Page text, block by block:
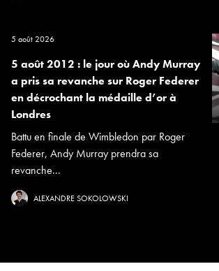
5 août 2026
5 août 2012 : le jour où Andy Murray
a pris sa revanche sur Roger Federer
en décrochant la médaille d’or à
Londres
Battu en finale de Wimbledon par Roger
Federer, Andy Murray prendra sa
revanche...
ALEXANDRE SOKOLOWSKI